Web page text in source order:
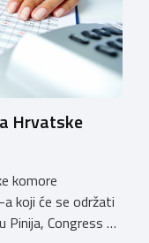
Hrvatske
komore
koji će se održati
Pinija, Congress &